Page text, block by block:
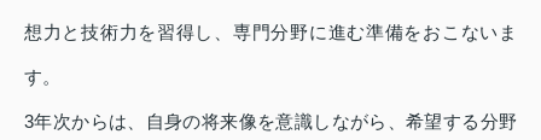
想力と技術力を習得し、専門分野に進む準備をおこないま
す。
3年次からは、自身の将来像を意識しながら、希望する分野